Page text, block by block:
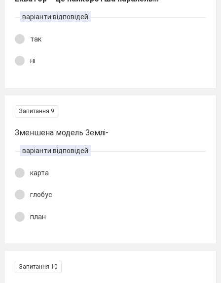
варіанти відповідей
так
ні
Запитання 9
Зменшена модель Землі-
варіанти відповідей
карта
глобус
план
Запитання 10